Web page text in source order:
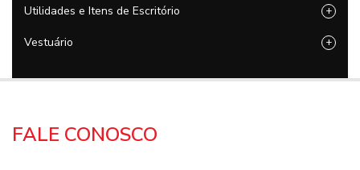
Utilidades e Itens de Escritório +
Vestuário +
FALE CONOSCO